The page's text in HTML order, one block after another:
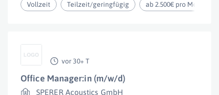
Vollzeit Teilzeit/geringfügig ab 2.500€ pro Monat
vor 30+ T
Office Manager:in (m/w/d)
SPERER Acoustics GmbH